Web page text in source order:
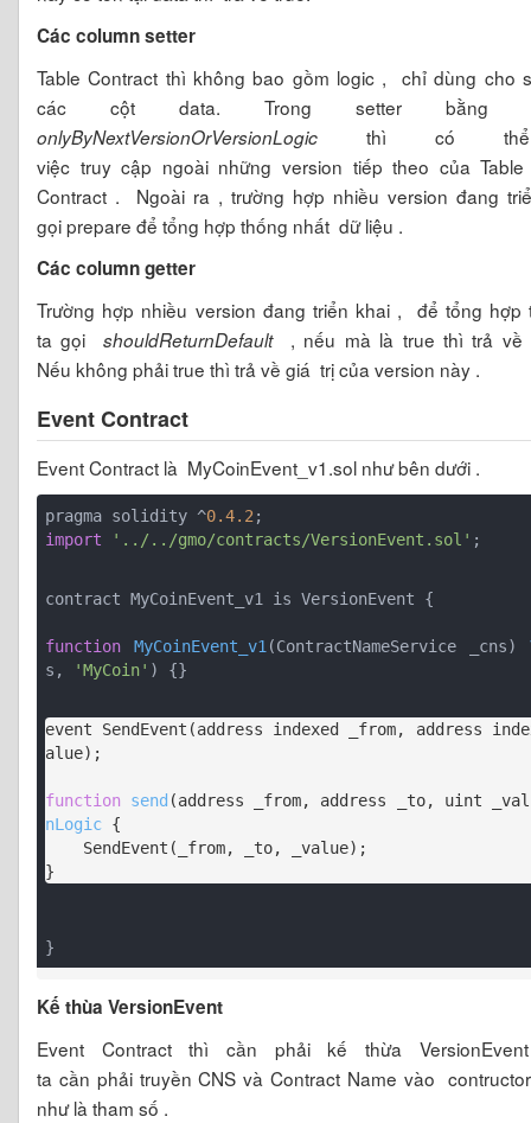
Các column setter
Table Contract thì không bao gồm logic , chỉ dùng cho
các cột data. Trong setter
onlyByNextVersionOrVersionLogic thì có thể
việc truy cập ngoài những version tiếp theo của
Contract . Ngoài ra , trường hợp nhiều version đang
gọi prepare để tổng hợp thống nhất dữ liệu .
Các column getter
Trường hợp nhiều version đang triển khai , để tổng
ta gọishouldReturnDefault, nếu mà là true thì trả về
Nếu không phải true thì trả về giá trị của version này .
Event Contract
Event Contract là MyCoinEvent_v1.sol như bên dưới .
pragma solidity ^0.4.2
import
'../../gmo/contracts/VersionEvent.sol' ;
contract MyCoinEvent_v1 is VersionEvent {
function MyCoinEvent_v1 (ContractNameService _cns)
s,
'MyCoin' ) {}
event SendEvent(address indexed _from, address
alue);
function send (address _from, address _to, uint
nLogic {
}
Kế thùa VersionEvent
Event Contract thì cần phải kế thừa
ta cần phải truyền CNS và Contract Name vào
như là tham số .